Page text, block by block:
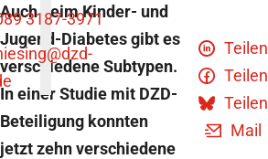
Auch beim Kinder- und
Jugend-Diabetes gibt es
verschiedene Subtypen.
In einer Studie mit DZD-
Beteiligung konnten
jetzt zehn verschiedene
Teilen
Teilen
Teilen
Mail
3187-3971
@dzd-